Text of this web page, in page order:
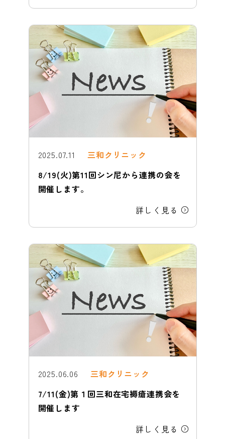
2025.07.11
三和クリニック
8/19(火)第11回シン尼から連携の会を
開催します。
詳しく見る
2025.06.06
三和クリニック
7/11(金)第１回三和在宅褥瘡連携会を
開催します
詳しく見る